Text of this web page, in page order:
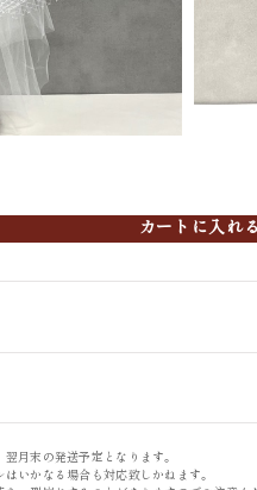
カートに入れ
月末の発送予定となります。
いかなる場合も対応致しかねます。